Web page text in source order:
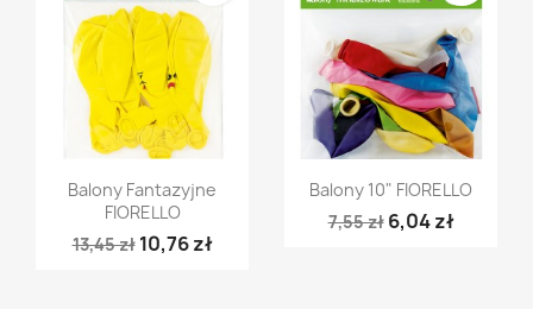
Szybki podgląd
Balony Fantazyjne
FIORELLO
13,45 zł 10,76 zł
Szybki podgląd
Balony 10" FIORELLO
7,55 zł 6,04 zł